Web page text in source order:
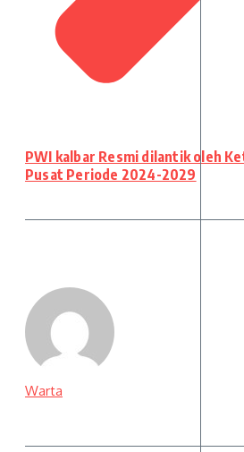
PWI kalbar Resmi dilantik oleh
Pusat Periode 2024-2029
Warta